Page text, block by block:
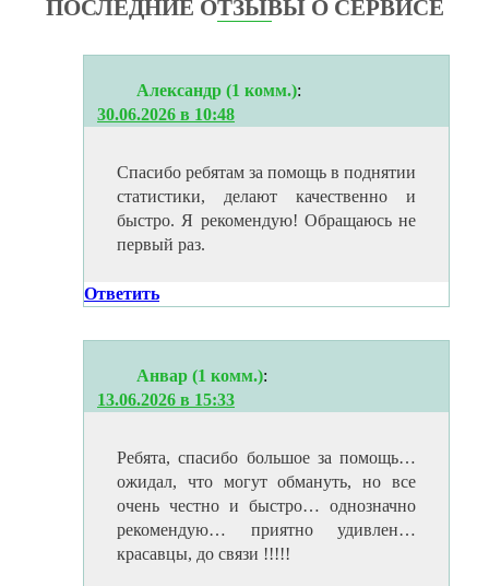
ПОСЛЕДНИЕ ОТЗЫВЫ О СЕРВИСЕ
Александр (1 комм.):
30.06.2026 в 10:48
Спасибо ребятам за помощь в поднятии
статистики, делают качественно и
быстро. Я рекомендую! Обращаюсь не
первый раз.
Ответить
Анвар (1 комм.):
13.06.2026 в 15:33
Ребята, спасибо большое за помощь…
ожидал, что могут обмануть, но все
очень честно и быстро… однозначно
рекомендую… приятно удивлен…
красавцы, до связи !!!!!